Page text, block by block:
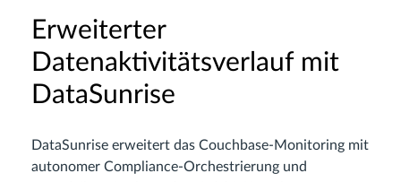
Erweiterter
Datenaktivitätsverlauf mit
DataSunrise
DataSunrise erweitert das Couchbase-Monitoring mit
autonomer Compliance-Orchestrierung und